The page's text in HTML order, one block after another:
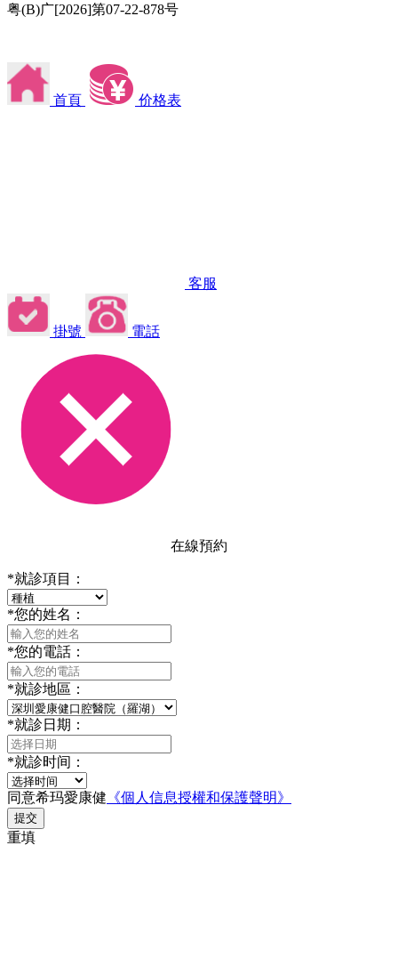
粤(B)广[2026]第07-22-878号
首頁 价格表
客服
掛號 電話
在線預約
*就診項目：
*您的姓名：
*您的電話：
*就診地區：
*就診日期：
*就診时间：
同意希玛愛康健 《個人信息授權和保護聲明》
提交
重填